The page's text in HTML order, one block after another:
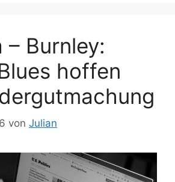
– Burnley:
hoffen
von Julian